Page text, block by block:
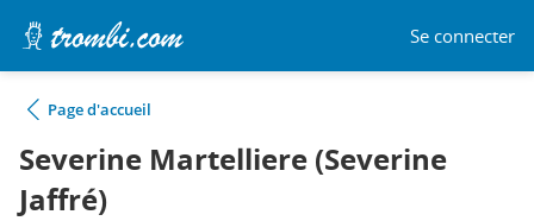
Se connecter
Page d'accueil
Severine Martelliere (Severine
Jaffré)